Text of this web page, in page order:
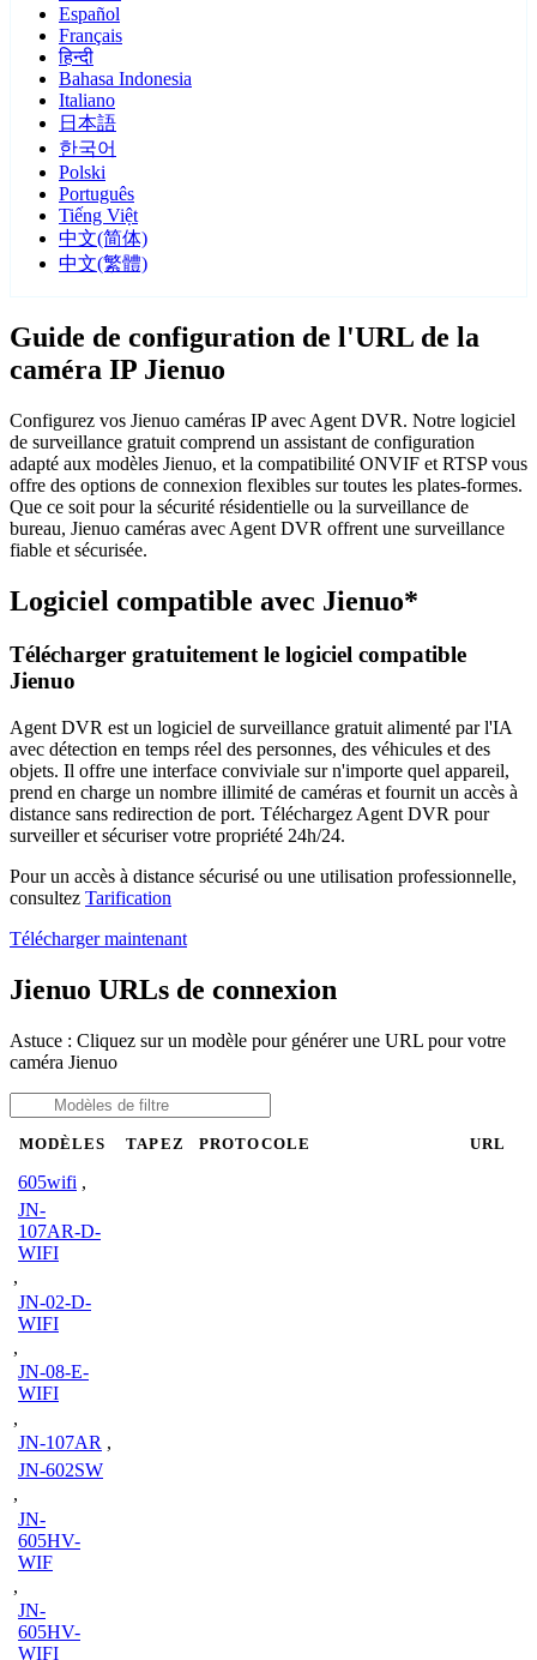
Español
Français
हिन्दी
Bahasa Indonesia
Italiano
日本語
한국어
Polski
Português
Tiếng Việt
中文(简体)
中文(繁體)
Guide de configuration de l'URL de la
caméra IP Jienuo
Configurez vos Jienuo caméras IP avec Agent DVR. Notre logiciel
de surveillance gratuit comprend un assistant de configuration
adapté aux modèles Jienuo, et la compatibilité ONVIF et RTSP vous
offre des options de connexion flexibles sur toutes les plates-formes.
Que ce soit pour la sécurité résidentielle ou la surveillance de
bureau, Jienuo caméras avec Agent DVR offrent une surveillance
fiable et sécurisée.
Logiciel compatible avec Jienuo*
Télécharger gratuitement le logiciel compatible
Jienuo
Agent DVR est un logiciel de surveillance gratuit alimenté par l'IA
avec détection en temps réel des personnes, des véhicules et des
objets. Il offre une interface conviviale sur n'importe quel appareil,
prend en charge un nombre illimité de caméras et fournit un accès à
distance sans redirection de port. Téléchargez Agent DVR pour
surveiller et sécuriser votre propriété 24h/24.
Pour un accès à distance sécurisé ou une utilisation professionnelle,
consultez Tarification
Télécharger maintenant
Jienuo URLs de connexion
Astuce : Cliquez sur un modèle pour générer une URL pour votre
caméra Jienuo
MODÈLES TAPEZ PROTOCOLE URL
605wifi ,
JN-
107AR-D-
WIFI
,
JN-02-D-
WIFI
,
JN-08-E-
WIFI
,
JN-107AR ,
JN-602SW
,
JN-
605HV-
WIF
,
JN-
605HV-
WIFI